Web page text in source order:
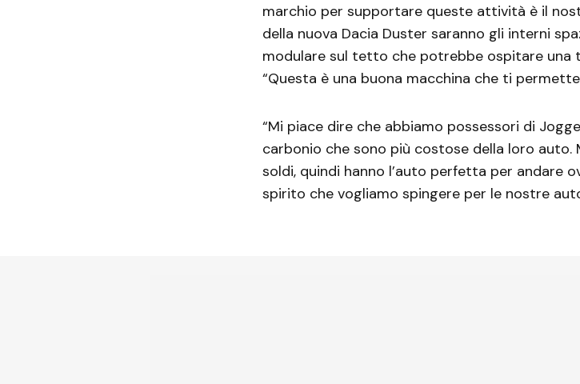
marchio per supportare queste attività è il
della nuova Dacia Duster saranno gli interni
modulare sul tetto che potrebbe ospitare una
“Questa è una buona macchina che ti
“Mi piace dire che abbiamo possessori di
carbonio che sono più costose della loro
soldi, quindi hanno l’auto perfetta per andare
spirito che vogliamo spingere per le nostre